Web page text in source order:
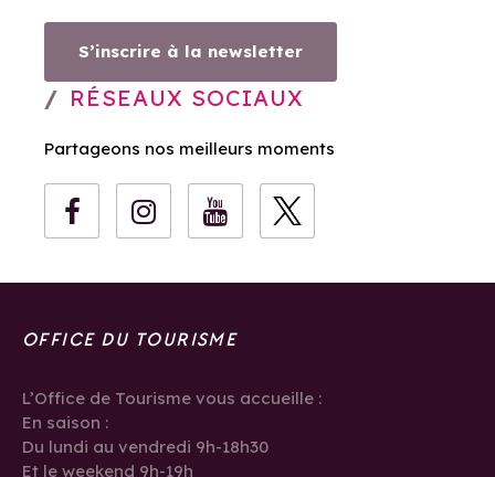
S’inscrire à la newsletter
RÉSEAUX SOCIAUX
Partageons nos meilleurs moments
OFFICE DU TOURISME
L’Office de Tourisme vous accueille :
En saison :
Du lundi au vendredi 9h-18h30
Et le weekend 9h-19h